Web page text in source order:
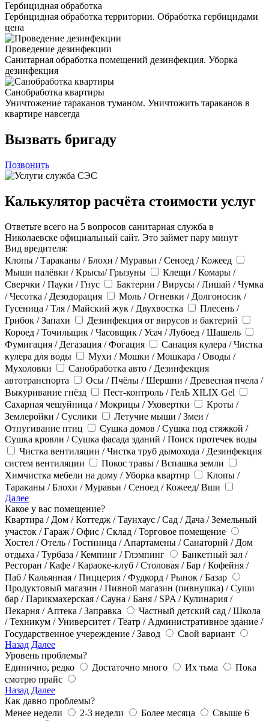
Гербицидная обработка
Гербицидная обработка территории. Обработка гербицидами
цена
Проведение дезинфекции
Санитарная обработка помещений дезинфекция. Уборка
дезинфекция
Санобработка квартиры
Уничтожение тараканов туманом. Уничтожить тараканов в
квартире навсегда
Вызвать бригаду
Позвонить
Калькулятор расчёта стоимости услуг
Ответьте всего на 5 вопросов санитарная служба в
Николаевске официальный сайт. Это займет пару минут
Вид вредителя:
Клопы / Тараканы / Блохи / Муравьи / Сеноед / Кожеед
Мыши палёвки / Крысы/ Грызуны
Клещи / Комары /
Сверчки / Пауки / Гнус
Бактерии / Вирусы / Лишай / Чумка
/ Чесотка / Дезодорация
Моль / Огневки / Долгоносик /
Гусеница / Тля / Майский жук / Двухвостка
Плесень /
Грибок / Запахи
Дезинфекция от вирусов и бактерий
Короед / Точильщик / Часовщик / Усач / Лубоед / Шашель
Фумигация / Дегазация / Фогация
Санация кулера / Чистка
кулера для воды
Мухи / Мошки / Мошкара / Оводы /
Мухоловки
Санобработка авто / Дезинфекция
автотранспорта
Осы / Пчёлы / Шершни / Древесная пчела /
Выкуривание гнёзд
Пест-контроль / ГелЬ XILIX Gel
Сахарная чешуйница / Мокрицы / Уховертки
Кроты /
Землеройки / Суслики
Летучие мыши / Змеи /
Отпугивание птиц
Сушка домов / Сушка под стяжкой /
Сушка кровли / Сушка фасада зданий / Поиск протечек воды
Чистка вентиляции / Чистка труб дымохода / Дезинфекция
систем вентиляции
Покос травы / Вспашка земли
Химчистка мебели на дому / Уборка квартир
Клопы /
Тараканы / Блохи / Муравьи / Сеноед / Кожеед/ Вши
Далее
Какое у вас помещение?
Квартира / Дом / Коттедж / Таунхаус / Сад / Дача / Земельный
участок / Гараж / Офис / Склад / Торговое помещение
Хостел / Отель / Гостиница / Апартамены / Санаторий / Дом
отдыха / Турбаза / Кемпинг / Глэмпинг
Банкетный зал /
Ресторан / Кафе / Караоке-клуб / Столовая / Бар / Кофейня /
Паб / Кальянная / Пиццерия / Фудкорд / Рынок / Базар
Продуктовый магазин / Пивной магазин (пивнушка) / Суши
бар / Парикмахерская / Сауна / Баня / SPA / Кулинария /
Пекарня / Аптека / Заправка
Частный детский сад / Школа
/ Техникум / Университет / Театр / Административное здание /
Государственное учереждение / Завод
Свой вариант
Назад Далее
Уровень проблемы?
Единично, редко
Достаточно много Их тьма
Пока
смотрю прайс
Назад Далее
Как давно проблемы?
Менее недели
2-3 недели Более месяца
Свыше 6